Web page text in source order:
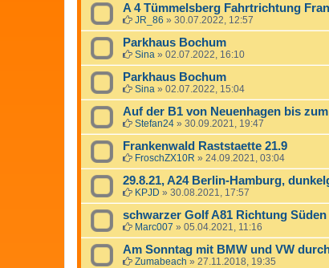
A 4 Tümmelsberg Fahrtrichtung
JR_86 » 30.07.2022, 12:57
Parkhaus Bochum
Sina » 02.07.2022, 16:10
Parkhaus Bochum
Sina » 02.07.2022, 15:04
Auf der B1 von Neuenhagen bis
Stefan24 » 30.09.2021, 19:47
Frankenwald Raststaette 21.9
FroschZX10R » 24.09.2021, 03:04
29.8.21, A24 Berlin-Hamburg,
KPJD » 30.08.2021, 17:57
schwarzer Golf A81 Richtung Süden
Marc007 » 05.04.2021, 11:16
Am Sonntag mit BMW und VW
Zumabeach » 27.11.2018, 19:35